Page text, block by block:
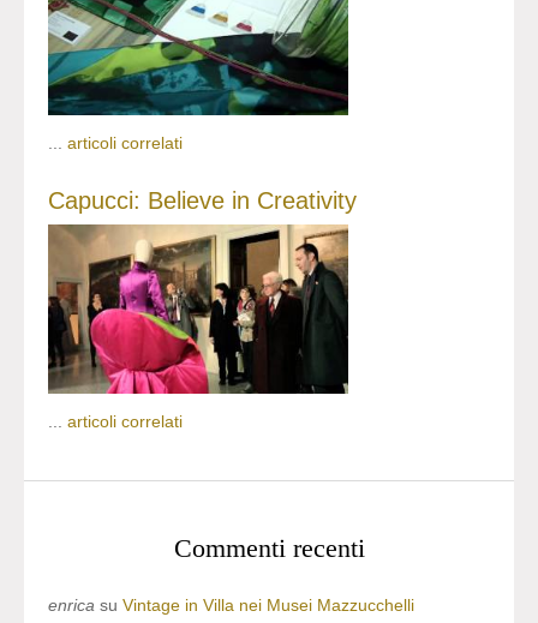
... articoli correlati
Capucci: Believe in Creativity
articoli correlati
Commenti recenti
enrica su Vintage in Villa nei Musei Mazzucchelli